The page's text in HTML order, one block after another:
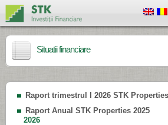
Situatii financiare
Raport trimestrul I 2026 STK
Raport Anual STK
2026